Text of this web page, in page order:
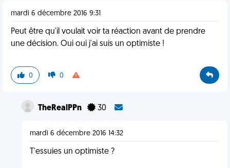
mardi 6 décembre 2016 9:31
Peut être qu'il voulait voir ta réaction avant de prendre
une décision. Oui oui j'ai suis un optimiste !
0 0
TheRealPPn 30
mardi 6 décembre 2016 14:32
T'essuies un optimiste ?